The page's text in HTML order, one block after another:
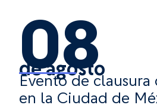
08
de agosto
Evento de clausura
en la Ciudad de